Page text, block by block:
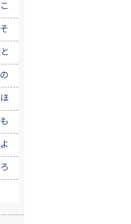
こ
そ
と
の
ほ
も
よ
ろ